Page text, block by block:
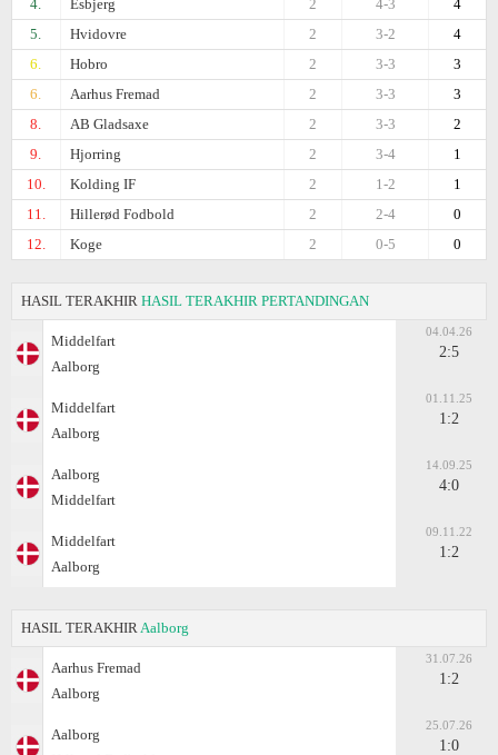
4.
Esbjerg 4
4-3
2
5.
Hvidovre 4
3-2
2
6.
Hobro 3
3-3
2
6.
Aarhus Fremad 3
3-3
2
8.
AB Gladsaxe 2
3-3
2
9.
Hjorring 1
3-4
2
10.
Kolding IF 1
1-2
2
11.
Hillerød Fodbold 0
2-4
2
12.
Koge 0
0-5
2
HASIL TERAKHIR HASIL TERAKHIR PERTANDINGAN
Middelfart
Aalborg
04.04.26
2:5
Middelfart
Aalborg
01.11.25
1:2
Aalborg
Middelfart
14.09.25
4:0
Middelfart
Aalborg
09.11.22
1:2
HASIL TERAKHIR Aalborg
Aarhus Fremad
Aalborg
31.07.26
1:2
Aalborg
25.07.26
1:0